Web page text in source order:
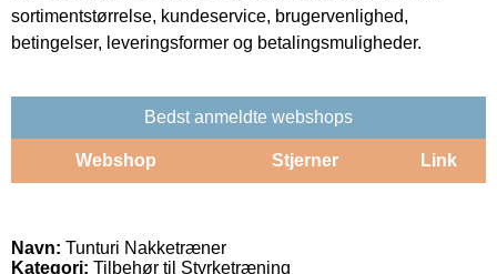
sortimentstørrelse, kundeservice, brugervenlighed,
betingelser, leveringsformer og betalingsmuligheder.
Bedst anmeldte webshops
Webshop Stjerner Link
Navn: Tunturi Nakketræner
Kategori: Tilbehør til Styrketræning